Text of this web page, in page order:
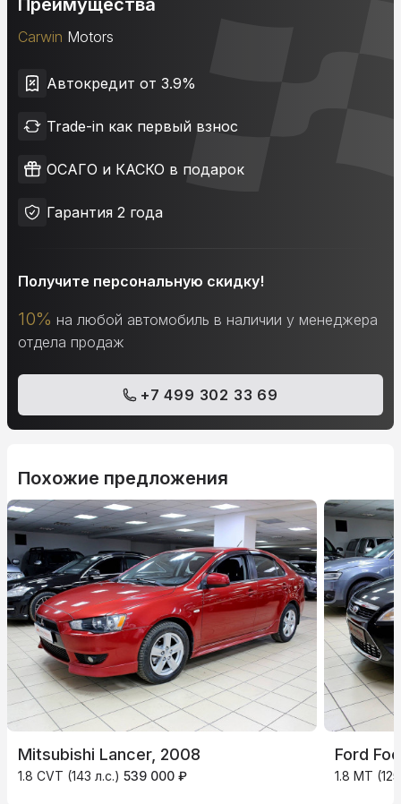
Преимущества
Carwin Motors
Автокредит от 3.9%
Trade-in как первый взнос
ОСАГО и КАСКО в подарок
Гарантия 2 года
Получите персональную скидку!
10% на любой автомобиль в наличии у менеджера
отдела продаж
+7 499 302 33 69
Похожие предложения
Mitsubishi Lancer, 2008
1.8 CVT (143 л.с.) 539 000 ₽
Ford
1.8 MT